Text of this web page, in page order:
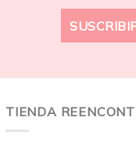
TIENDA